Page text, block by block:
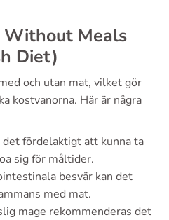
Meals
Diet)
och utan mat, vilket gör
kostvanorna. Här är några
det fördelaktigt att kunna ta
sig för måltider.
besvär kan det
med mat.
mage rekommenderas det